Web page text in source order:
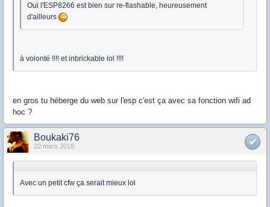
Oui l'ESP8266 est bien sur re-flashable, heureusement
d'ailleurs
à volonté !!!! et inbrickable lol !!!!
en gros tu héberge du web sur l'esp c'est ça avec sa fonction wifi ad
hoc ?
Boukaki76
22 mars 2018
Avec un petit cfw ça serait mieux lol